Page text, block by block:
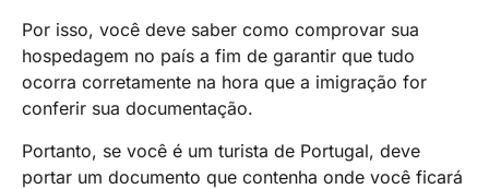
Por isso, você deve saber como comprovar sua
hospedagem no país a fim de garantir que tudo
ocorra corretamente na hora que a imigração for
conferir sua documentação.
Portanto, se você é um turista de Portugal, deve
portar um documento que contenha onde você ficará